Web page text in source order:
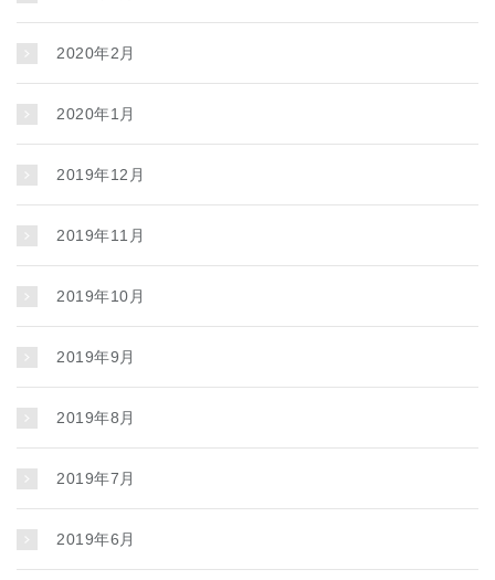
2020年2月
2020年1月
2019年12月
2019年11月
2019年10月
2019年9月
2019年8月
2019年7月
2019年6月